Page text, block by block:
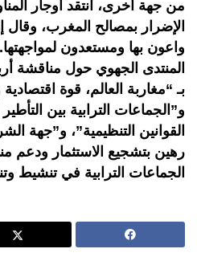
من جهة أخرى، انتقد أوجار
الإضرار بمصالح المغرب،
واعون بها ومستعدون
المنتدى الجهوي حول مناقشة
بـ “مغاربة العالم، قوة اقتصادية
و”الجماعات الترابية بين
القوانين التنظيمية”،
رهين بتشجيع الاستثمار ودعم
الجماعات الترابية في تنشيط